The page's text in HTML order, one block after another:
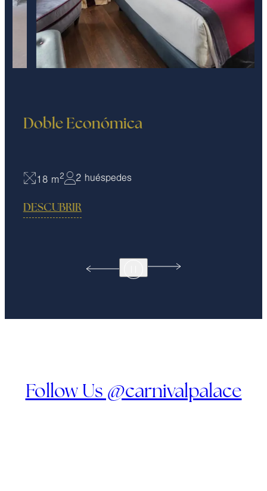
Doble Económica
18 m2 2 huéspedes
DESCUBRIR
Follow Us @carnivalpalace